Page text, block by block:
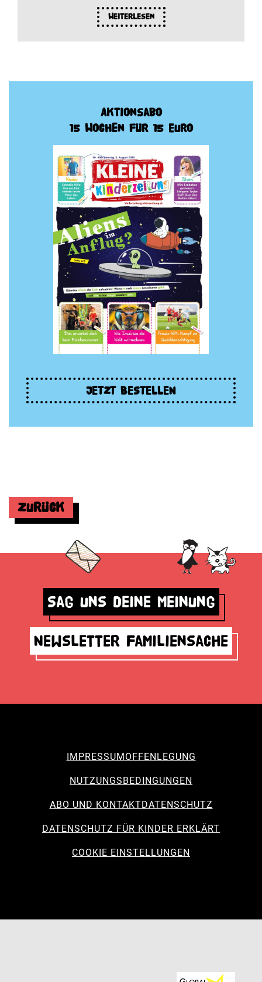
Weiterlesen
Aktionsabo
15 Wochen für 15 Euro
JETZT BESTELLEN
Zurück
Sag uns deine Meinung
Newsletter Familiensache
IMPRESSUM OFFENLEGUNG
NUTZUNGSBEDINGUNGEN
ABO UND KONTAKTDATENSCHUTZ
DATENSCHUTZ FÜR KINDER ERKLÄRT
COOKIE EINSTELLUNGEN